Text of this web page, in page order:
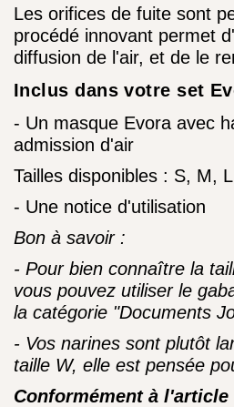
Les orifices de fuite sont
procédé innovant permet
diffusion de l'air, et de le
Inclus dans votre set
- Un masque Evora avec
admission d'air
Tailles disponibles : S, M,
- Une notice d'utilisation
Bon à savoir :
- Pour bien connaître la
vous pouvez utiliser le
la catégorie "Documents
- Vos narines sont plutôt
taille W, elle est pensée
Conformément à l'article